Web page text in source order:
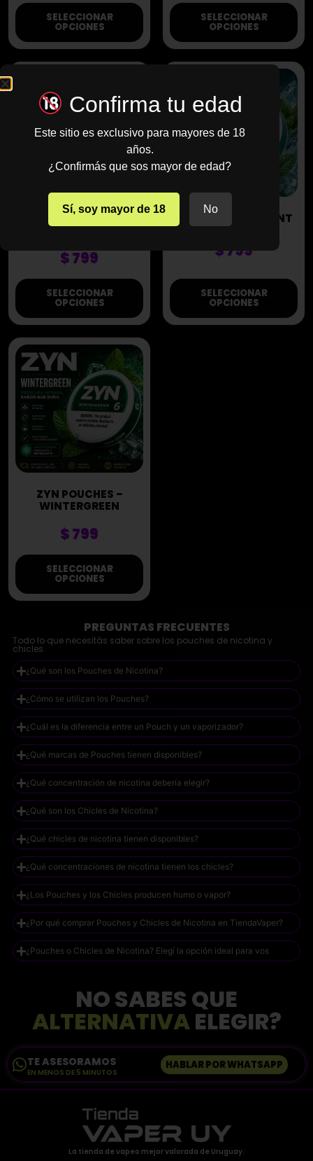
SELECCIONAR
OPCIONES
SELECCIONAR
OPCIONES
ZYN POUCHES –
CITRUS MINT STRONG
$799
SELECCIONAR
OPCIONES
ZYN POUCHES – MINT
$799
SELECCIONAR
OPCIONES
ZYN POUCHES –
WINTERGREEN
$799
SELECCIONAR
OPCIONES
PREGUNTAS FRECUENTES
Todo lo que necesitás saber sobre los pouches de nicotina y
chicles.
¿Qué son los Pouches de Nicotina?
¿Cómo se utilizan los Pouches?
¿Cuál es la diferencia entre un Pouch y un vaporizador?
¿Qué marcas de Pouches tienen disponibles?
¿Qué concentración de nicotina debería elegir?
¿Qué son los Chicles de Nicotina?
¿Qué chicles de nicotina tienen disponibles?
¿Qué concentraciones de nicotina tienen los chicles?
¿Los Pouches y los Chicles producen humo o vapor?
¿Por qué comprar Pouches y Chicles de Nicotina en TiendaVaper?
¿Pouches o Chicles de Nicotina? Elegí la opción ideal para vos
NO SABES QUE
ALTERNATIVAELEGIR?
TE ASESORAMOS
EN MENOS DE 5 MINUTOS
HABLAR POR WHATSAPP
La tienda de vapeo mejor valorada de Uruguay.
Confirma tu edad
Este sitio es exclusivo para mayores de 18
años.
¿Confirmás que sos mayor de edad?
Sí, soy mayor de 18 No